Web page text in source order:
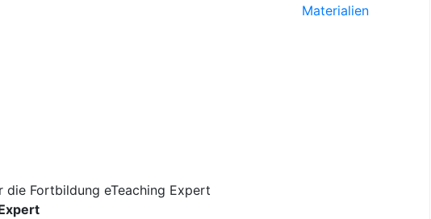
Materialien